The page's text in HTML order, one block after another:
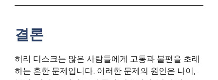
결론
허리 디스크는 많은 사람들에게 고통과 불편을 초래
하는 흔한 문제입니다. 이러한 문제의 원인은 나이,